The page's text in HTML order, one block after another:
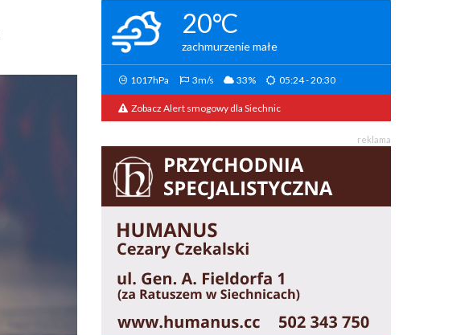
20°C
zachmurzenie małe
1017hPa 3m/s 33% 05:24 - 20:30
Zobacz Alert smogowy dla Siechnic
reklama